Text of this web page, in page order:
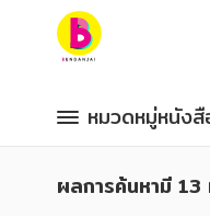
หมวดหมู่หนังสือ
หมวดหมู่ยอดนิยม
หมวดหมู่หนังสื
หมวดหมู่หนังสือ
หมวดหมู่ยอดนิยม
ผลการค้นหามี